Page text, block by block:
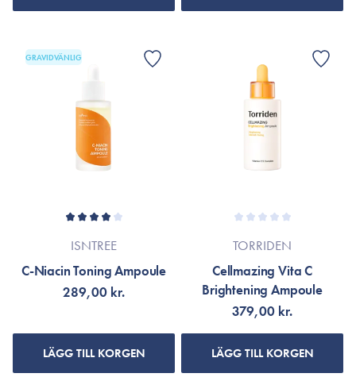
GRAVIDVÄNLIG
ISNTREE
C-Niacin Toning Ampoule
289,00 kr.
LÄGG TILL KORGEN
TORRIDEN
Cellmazing Vita C
Brightening Ampoule
379,00 kr.
LÄGG TILL KORGEN